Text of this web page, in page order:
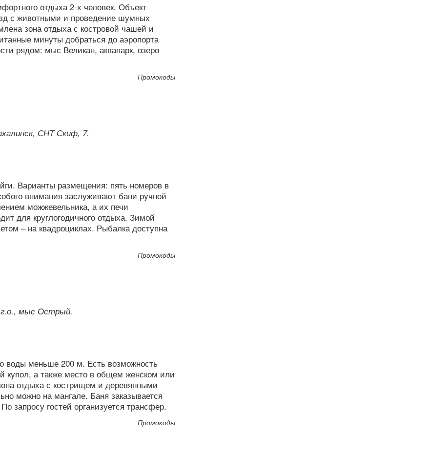
отдыха 2-х человек. Объект
с животными и проведение шумных
зона отдыха с костровой чашей и
минуты добраться до аэропорта
рядом: мыс Великан, аквапарк, озеро
Промокоды
СНТ Скиф, 7.
Варианты размещения: пять номеров в
внимания заслуживают бани ручной
можжевельника, а их печи
для круглогодичного отдыха. Зимой
– на квадроциклах. Рыбалка доступна
Промокоды
г.о., мыс Острый.
воды меньше 200 м. Есть возможность
купол, а также место в общем женском или
отдыха с кострищем и деревянными
можно на мангале. Баня заказывается
запросу гостей организуется трансфер.
Промокоды